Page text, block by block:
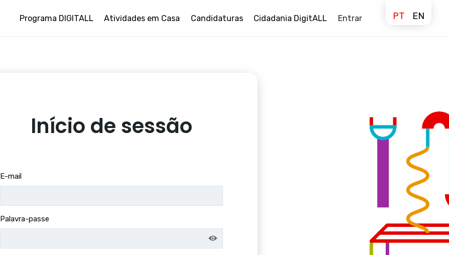
Programa DIGITALL Atividades em Casa Candidaturas Cidadania DigitALL Entrar PT EN
Início de sessão
E-mail
Palavra-passe